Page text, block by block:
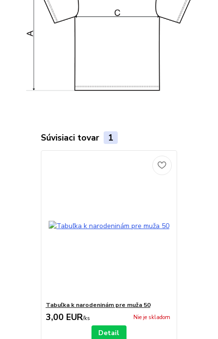
Súvisiaci tovar 1
Tabuľka k narodeninám pre muža 50
3,00 EUR/ks Nie je skladom
Detail